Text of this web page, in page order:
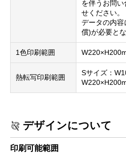
を伴うお問
せください。
データの内
償)が必要とな
1色印刷範囲
熱転写印刷範囲
Sサイズ：
デザインについて
印刷可能範囲